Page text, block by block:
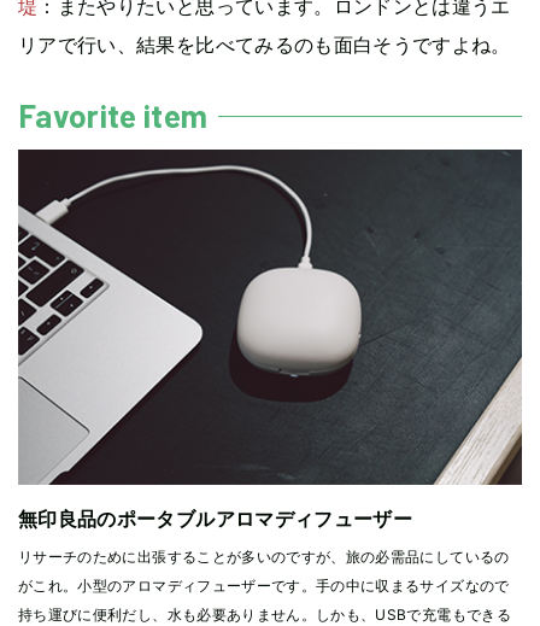
堤 ：またやりたいと思っています。ロンドンとは違うエ
リアで行い、結果を比べてみるのも面白そうですよね。
Favorite item
無印良品のポータブルアロマディフューザー
リサーチのために出張することが多いのですが、旅の必需品にしているの
がこれ。小型のアロマディフューザーです。手の中に収まるサイズなので
持ち運びに便利だし、水も必要ありません。しかも、USBで充電もできる